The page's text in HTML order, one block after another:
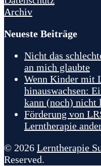
Archiv
Neueste Beiträge
Nicht das
an mich glaubte
Wenn Kinder mit
hinauswachsen:
kann (noch) nicht
Förderung von
Lerntherapie
© 2026 Lerntherapie
Reserved.